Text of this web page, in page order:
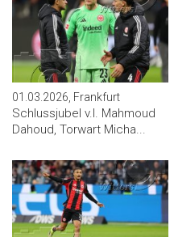
01.03.2026, Frankfurt
Schlussjubel v.l. Mahmoud
Dahoud, Torwart Micha...